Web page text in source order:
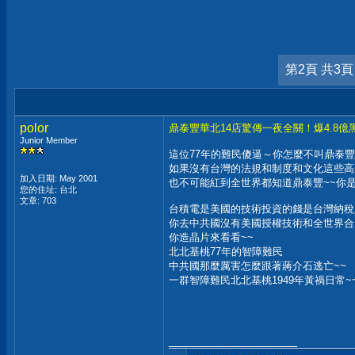
第2頁 共3頁
polor
Junior Member
加入日期: May 2001
您的住址: 台北
文章: 703
鼎泰豐華北14店驚傳一夜全關！爆4.8
這位77年的難民傻逼～你怎麼不叫鼎泰
如果沒有台灣的法規和制度和文化這些
也不可能紅到全世界都知道鼎泰豐~~你
台積電是美國的技術投資的錢是台灣納
你去中共國沒有美國授權技術和全世界
你造晶片來看看~~
北北基桃77年的智障難民
中共國那麼厲害怎麼跟著蔣介石逃亡~~
一群智障難民北北基桃1949年黃禍日常